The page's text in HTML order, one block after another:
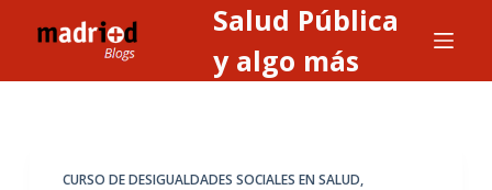
l
Salud Pública
y algo más
CURSO DE DESIGUALDADES SOCIALES EN SALUD,